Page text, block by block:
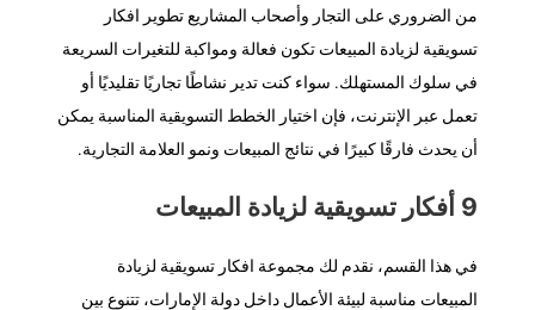
من الضروري على التجار وأصحاب المشاريع تطوير افكار
تسويقية لزيادة المبيعات تكون فعالة ومواكبة للتغيرات السريعة
في سلوك المستهلك. سواء كنت تدير نشاطًا تجاريًا تقليديًا أو
تعمل عبر الإنترنت، فإن اختيار الخطط التسويقية المناسبة يمكن
أن يحدث فارقًا كبيرًا في نتائج المبيعات ونمو العلامة التجارية.
9 أفكار تسويقية لزيادة المبيعات
في هذا القسم، نقدم لك مجموعة افكار تسويقية لزيادة
المبيعات مناسبة لبيئة الأعمال داخل دولة الإمارات، تتنوع بين